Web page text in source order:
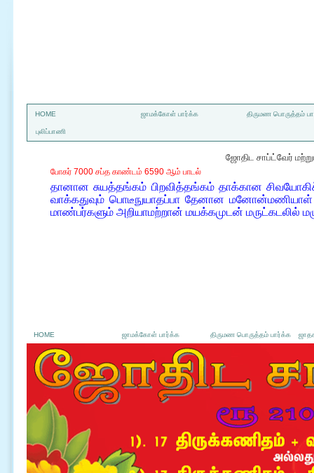
HOME ஜாமக்கோள் பார்க்க திருமண பொருத்தம்
புலிப்பாணி
ஜோதிட சாப்ட்வேர்
போகர் 7000 சப்த காண்டம் 6590 ஆம் பாடல்
தானான சுயத்தங்கம் பிறவித்தங்கம் தாக்கான
வாக்கதுவும் பொடீநுயாதப்பா தேனான மனோன்மணியாள்
மாண்பர்களும் அறியாமற்றான் மயக்கமுடன் மருட்கடலில்
HOME ஜாமக்கோள் பார்க்க திருமண பொருத்தம் பார்க்க